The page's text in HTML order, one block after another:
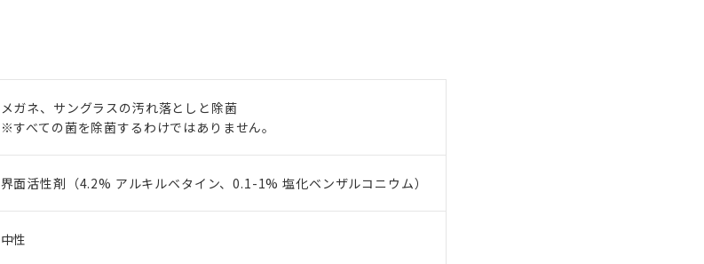
メガネ、サングラスの汚れ落としと除菌
※すべての菌を除菌するわけではありません。
界面活性剤（4.2% アルキルベタイン、0.1-1% 塩化ベンザルコニウム）
中性